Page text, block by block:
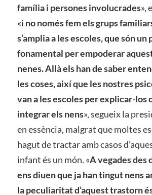
família i persones involucrades»,
«i no només fem els grups
s’amplia a les escoles, que són un
fonamental per empoderar
nenes. Allà els han de saber
les coses, així que les nostres
van a les escoles per explicar-los
integrar els nens», segueix la
en essència, malgrat que moltes
hagut de tractar amb casos
infant és un món. «A vegades des
ens diuen que ja han tingut nens
la peculiaritat d’aquest trastorn